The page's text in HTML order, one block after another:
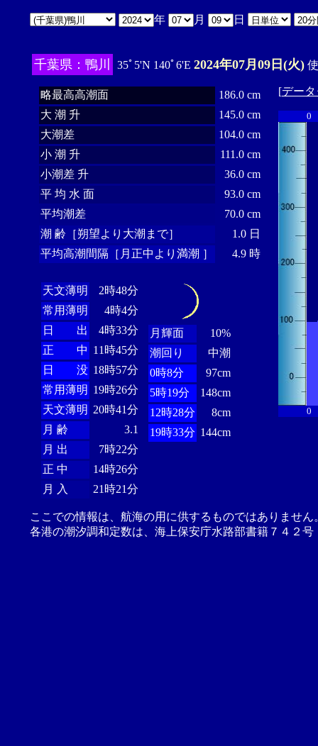
年 月 日
千葉県：鴨川 35ﾟ5'N 140ﾟ6'E 2024年07月09日(火)
略最高高潮面
186.0 cm
大 潮 升
145.0 cm
大潮差
104.0 cm
小 潮 升
111.0 cm
小潮差 升
36.0 cm
平 均 水 面
93.0 cm
平均潮差
70.0 cm
潮 齢［朔望より大潮まで］
1.0 日
平均高潮間隔［月正中より満潮 ］
4.9 時
天文薄明
2時48分
常用薄明
4時4分
日 出
4時33分
正 中 11時45分
日 没 18時57分
常用薄明 19時26分
天文薄明 20時41分
月 齢
3.1
月 出
7時22分
正 中
14時26分
月 入
21時21分
月輝面
10%
潮回り
中潮
0時8分
97cm
5時19分
148cm
12時28分
8cm
19時33分 144cm
[デー
0
0
ここでの情報は、航海の用に供するものではありませ
各港の潮汐調和定数は、海上保安庁水路部書籍７４２